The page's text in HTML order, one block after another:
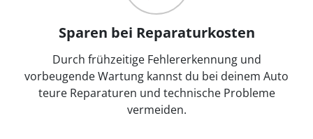
Sparen bei Reparaturkosten
Durch frühzeitige Fehlererkennung und
vorbeugende Wartung kannst du bei deinem Auto
teure Reparaturen und technische Probleme
vermeiden.